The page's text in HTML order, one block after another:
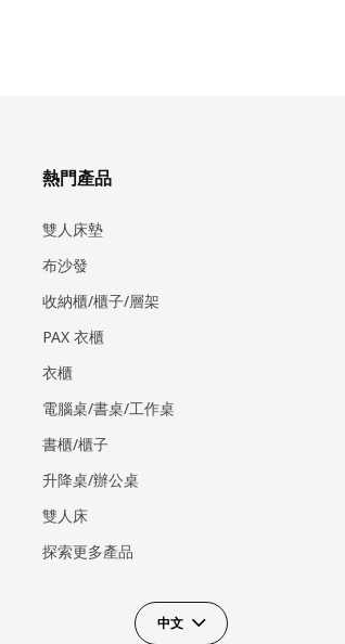
熱門產品
雙人床墊
布沙發
收納櫃/櫃子/層架
PAX 衣櫃
衣櫃
電腦桌/書桌/工作桌
書櫃/櫃子
升降桌/辦公桌
雙人床
探索更多產品
中文